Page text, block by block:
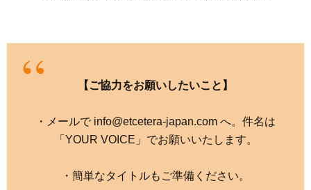
【ご協力をお願いしたいこと】
・メールで info@etcetera-japan.com へ。件名は
「YOUR VOICE」でお願いいたします。
・簡単なタイトルもご準備ください。